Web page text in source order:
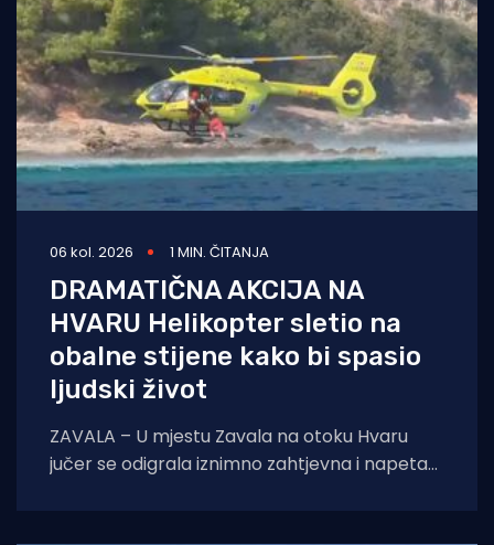
06 kol. 2026 1 MIN. ČITANJA
DRAMATIČNA AKCIJA NA
HVARU Helikopter sletio na
obalne stijene kako bi spasio
ljudski život
ZAVALA – U mjestu Zavala na otoku Hvaru
jučer se odigrala iznimno zahtjevna i napeta